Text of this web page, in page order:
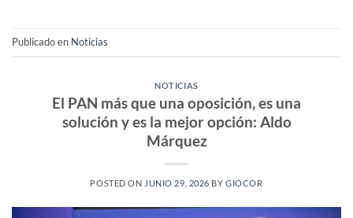
Publicado en Noticias
NOTICIAS
El PAN más que una oposición, es una
solución y es la mejor opción: Aldo
Márquez
POSTED ON JUNIO 29, 2026 BYGIOCOR